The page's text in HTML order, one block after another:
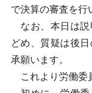
で決算の審査を行
なお、本日は説
どめ、質疑は後
承願います。
これより労働委